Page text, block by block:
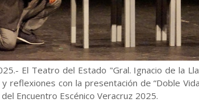
El Teatro del Estado "Gral. Ignacio de la
reflexiones con la presentación de “Doble
Encuentro Escénico Veracruz 2025.